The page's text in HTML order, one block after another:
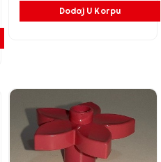
Dodaj U Korpu